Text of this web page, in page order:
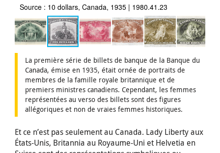
Source : 10 dollars, Canada, 1935 | 1980.41.23
La première série de billets de banque de la Banque du
Canada, émise en 1935, était ornée de portraits de
membres de la famille royale britannique et de
premiers ministres canadiens. Cependant, les femmes
représentées au verso des billets sont des figures
allégoriques et non de vraies femmes historiques.
Et ce n’est pas seulement au Canada. Lady Liberty aux
États-Unis, Britannia au Royaume-Uni et Helvetia en